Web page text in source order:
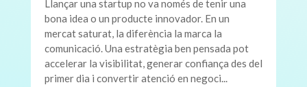
Llançar una startup no va només de tenir una
bona idea o un producte innovador. En un
mercat saturat, la diferència la marca la
comunicació. Una estratègia ben pensada pot
accelerar la visibilitat, generar confiança des del
primer dia i convertir atenció en negoci...